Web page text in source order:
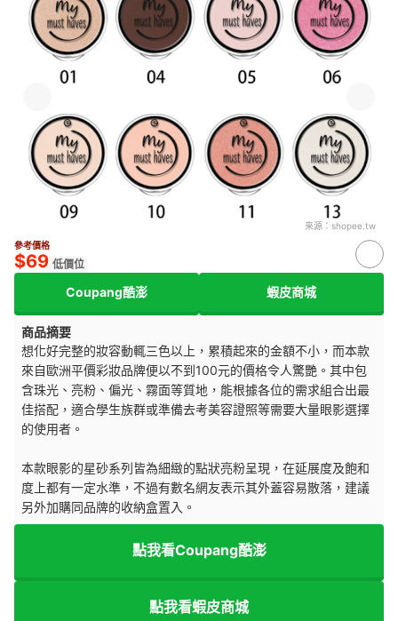
來源： shopee.tw
參考價格
$69 低價位
Coupang酷澎 蝦皮商城
商品摘要
想化好完整的妝容動輒三色以上，累積起來的金額不小，而本款
來自歐洲平價彩妝品牌便以不到100元的價格令人驚艷。其中包
含珠光、亮粉、偏光、霧面等質地，能根據各位的需求組合出最
佳搭配，適合學生族群或準備去考美容證照等需要大量眼影選擇
的使用者。
本款眼影的星砂系列皆為細緻的點狀亮粉呈現，在延展度及飽和
度上都有一定水準，不過有數名網友表示其外蓋容易散落，建議
另外加購同品牌的收納盒置入。
點我看Coupang酷澎
點我看蝦皮商城